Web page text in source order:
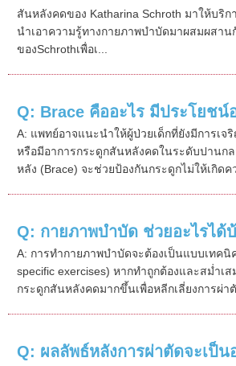
สันหลังคดของ Katharina Schroth มาให้บริก
นำเอาความรู้ทางกายภาพบำบัดมาผสมผสาน
ของSchrothเพื่อเ...
Q: Brace คืออะไร มีประโยชน์
A: แพทย์อาจแนะนำให้ผู้ป่วยเด็กที่ยังมีการเจ
หรือมีอาการกระดูกสันหลังคดในระดับปานกล
หลัง (Brace) จะช่วยป้องกันกระดูกไม่ให้เกิดค
Q: กายภาพบำบัด ช่วยอะไรได้
A: การทำกายภาพบำบัดจะต้องเป็นแบบเทคนิ
specific exercises) หากทำถูกต้องและสม่ำเ
กระดูกสันหลังคดมากขึ้นเพื่อหลีกเลี่ยงการผ่า
Q: ผลลัพธ์หลังการผ่าตัดจะเป็น